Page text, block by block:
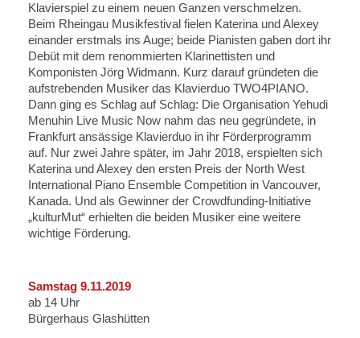
Klavierspiel zu einem neuen Ganzen verschmelzen.
Beim Rheingau Musikfestival fielen Katerina und Alexey
einander erstmals ins Auge; beide Pianisten gaben dort ihr
Debüt mit dem renommierten Klarinettisten und
Komponisten Jörg Widmann. Kurz darauf gründeten die
aufstrebenden Musiker das Klavierduo TWO4PIANO.
Dann ging es Schlag auf Schlag: Die Organisation Yehudi
Menuhin Live Music Now nahm das neu gegründete, in
Frankfurt ansässige Klavierduo in ihr Förderprogramm
auf. Nur zwei Jahre später, im Jahr 2018, erspielten sich
Katerina und Alexey den ersten Preis der North West
International Piano Ensemble Competition in Vancouver,
Kanada. Und als Gewinner der Crowdfunding-Initiative
„kulturMut“ erhielten die beiden Musiker eine weitere
wichtige Förderung.
Samstag 9.11.2019
ab 14 Uhr
Bürgerhaus Glashütten